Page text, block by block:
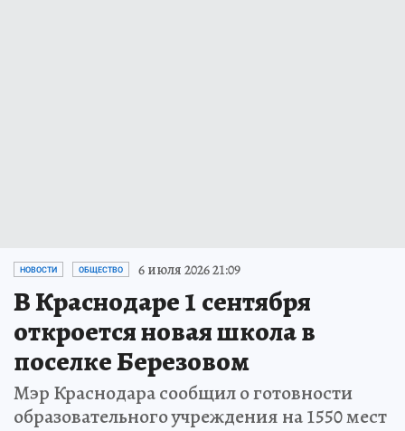
НОВОСТИ ОБЩЕСТВО 6 июля 2026 21:09
В Краснодаре 1 сентября
откроется новая школа в
поселке Березовом
Мэр Краснодара сообщил о готовности
образовательного учреждения на 1550 мест